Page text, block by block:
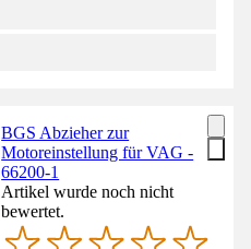
BGS Abzieher zur
Motoreinstellung für VAG -
66200-1
Artikel wurde noch nicht
bewertet.